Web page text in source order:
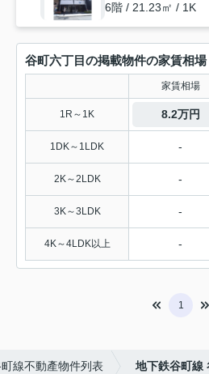
6階 / 21.23㎡ / 1K
谷町六丁目の掲載物件の家賃相場
家賃相場
1R～1K 8.2万円
1DK～1LDK -
2K～2LDK -
3K～3LDK -
4K～4LDK以上 -
1
線不動產物件列表 地下鉄谷町線